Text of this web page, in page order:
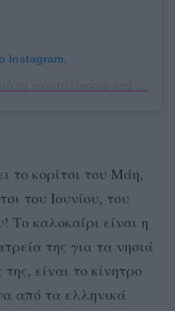
Instagram.
το κορίτσι του Μάη,
του Ιουνίου, του
Το καλοκαίρι είναι η
της για τα νησιά
είναι το κίνητρο
από τα ελληνικά